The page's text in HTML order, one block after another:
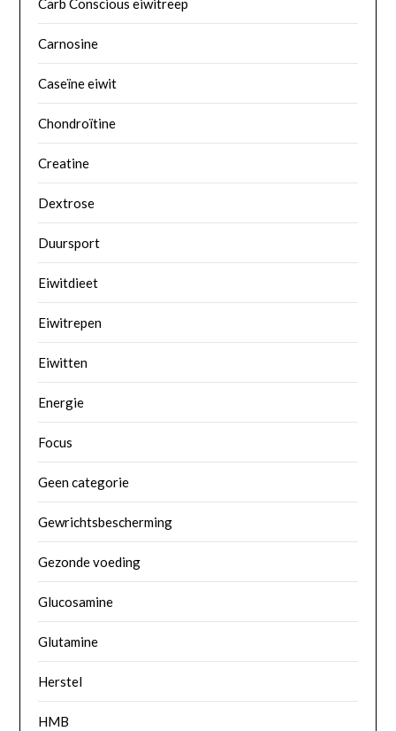
Carb Conscious eiwitreep
Carnosine
Caseïne eiwit
Chondroïtine
Creatine
Dextrose
Duursport
Eiwitdieet
Eiwitrepen
Eiwitten
Energie
Focus
Geen categorie
Gewrichtsbescherming
Gezonde voeding
Glucosamine
Glutamine
Herstel
HMB